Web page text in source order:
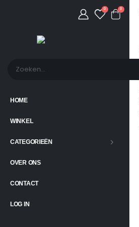
0 0
HOME
WINKEL
CATEGORIEËN
OVER ONS
CONTACT
LOG IN